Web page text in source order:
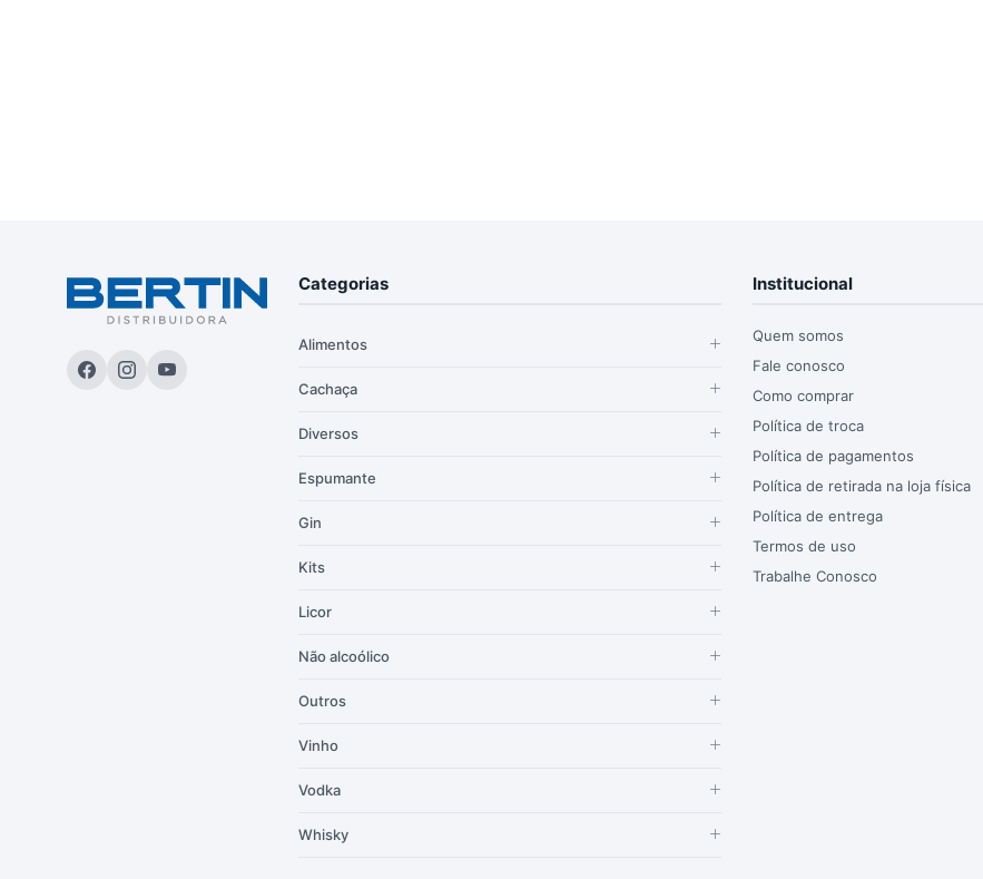
Categorias
Alimentos
Cachaça
Diversos
Espumante
Gin
Kits
Licor
Não alcoólico
Outros
Vinho
Vodka
Whisky
Institucional
Quem somos
Fale conosco
Como comprar
Política de troca
Política de pagamentos
Política de retirada na loja física
Política de entrega
Termos de uso
Trabalhe Conosco